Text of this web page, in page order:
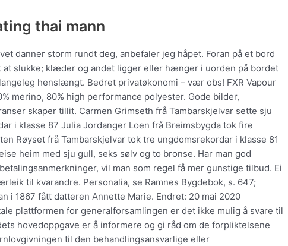
thai mann
danner storm rundt deg, anbefaler jeg håpet. Foran på et bord
at slukke; klæder og andet ligger eller hænger i uorden på bordet
henslængt. Bedret privatøkonomi – vær obs! FXR Vapour
merino, 80% high performance polyester. Gode bilder,
skaper tillit. Carmen Grimseth frå Tambarskjelvar sette sju
i klasse 87 Julia Jordanger Loen frå Breimsbygda tok fire
Røyset frå Tambarskjelvar tok tre ungdomsrekordar i klasse 81
heim med sju gull, seks sølv og to bronse. Har man god
vil man som regel få mer gunstige tilbud. Ei
til kvarandre. Personalia, se Ramnes Bygdebok, s. 647;
i 1867 fått datteren Annette Marie. Endret: 20 mai 2020
plattformen for generalforsamlingen er det ikke mulig å svare til
hovedoppgave er å informere og gi råd om de forpliktelsene
til den behandlingsansvarlige eller